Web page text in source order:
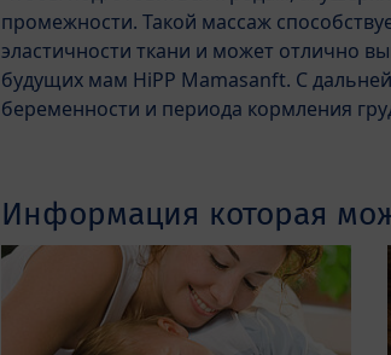
промежности. Такой массаж
эластичности ткани и может отлично
будущих мам HiPP Mamasanft. С
беременности и периода кормления
Информация которая